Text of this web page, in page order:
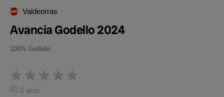
Valdeorras
Avancia Godello 2024
100% Godello
0 avis